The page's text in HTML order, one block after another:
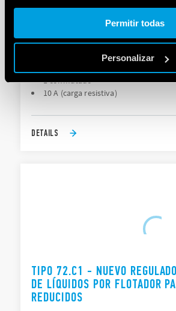
Cookie policy.
Permitir todas
Personalizar
TIPO 72.B1 - REGULADOR DE
LÍQUIDOS POR FLOTADOR
1 conmutado
10 A (carga resistiva)
DETAILS
TIPO 72.C1 - NUEVO
DE LÍQUIDOS POR FLOTADOR
REDUCIDOS